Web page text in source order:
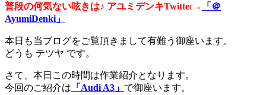
普段の何気ない呟きは♪ アユミデンキTwitter→
「＠
AyumiDenki」
本日も当ブログをご覧頂きまして有難う御座います。
どうも テツヤ です。
さて、本日この時間は作業紹介となります。
今回のご紹介は 「Audi A3」 で御座います。